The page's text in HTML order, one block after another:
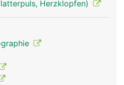
Mann
Herzklopfen)